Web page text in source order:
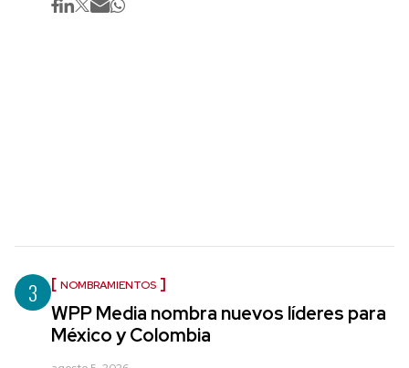
3 NOMBRAMIENTOS
WPP Media nombra nuevos líderes para
México y Colombia